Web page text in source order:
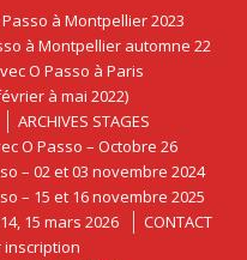
à Montpellier 2023
à Montpellier automne 22
O Passo à Paris
à mai 2022)
ARCHIVES STAGES
O Passo – Octobre 26
– 02 et 03 novembre 2024
– 15 et 16 novembre 2025
15 mars 2026
CONTACT
inscription